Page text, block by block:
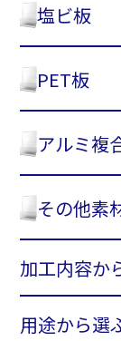
塩ビ板
PET板
アルミ複
その他素
加工内容か
用途から選